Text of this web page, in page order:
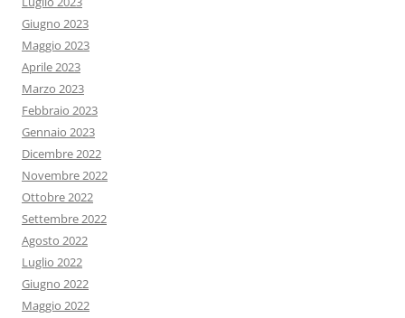
Giugno 2023
Maggio 2023
Aprile 2023
Marzo 2023
Febbraio 2023
Gennaio 2023
Dicembre 2022
Novembre 2022
Ottobre 2022
Settembre 2022
Agosto 2022
Luglio 2022
Giugno 2022
Maggio 2022